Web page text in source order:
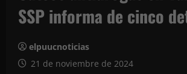
SSP informa de cinco
elpuucnoticias
21 de noviembre de 2024